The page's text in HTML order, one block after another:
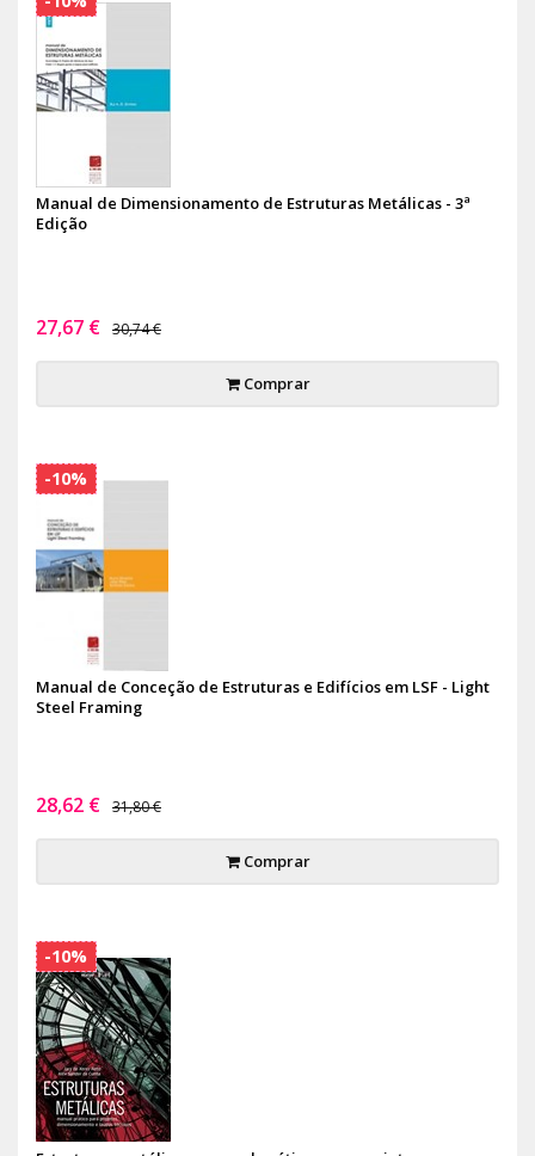
Manual de Dimensionamento de Estruturas Metálicas - 3ª
Edição
27,67 € 30,74 €
Comprar
Manual de Conceção de Estruturas e Edifícios em LSF - Light
Steel Framing
28,62 € 31,80 €
Comprar
-10%
-10%